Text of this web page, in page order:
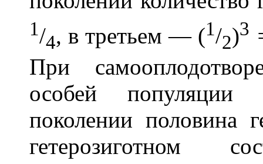
1/4, в третьем — (1/2)3
При
особей
поколении половина
гетерозиготном